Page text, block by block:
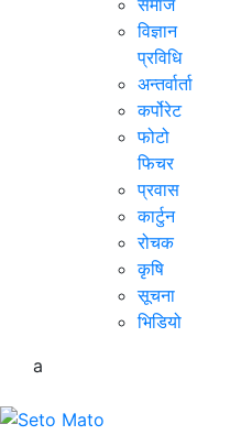
विज्ञान
प्रविधि
अन्तर्वार्ता
कर्पोरेट
फोटो
फिचर
प्रवास
कार्टुन
रोचक
कृषि
सूचना
भिडियो
a